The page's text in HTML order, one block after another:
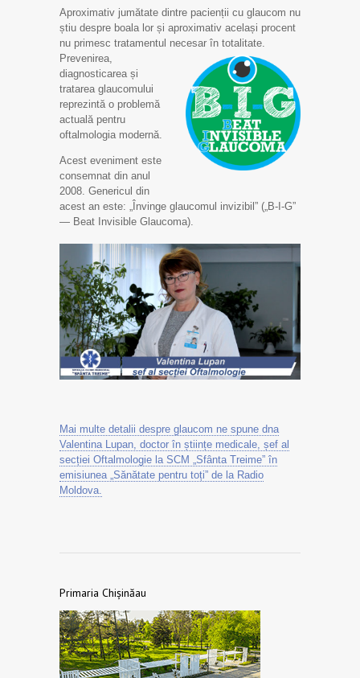
Aproximativ jumătate dintre pacienții cu glaucom nu
știu despre boala lor și aproximativ același procent
nu primesc tratamentul necesar în totalitate.
Prevenirea,
diagnosticarea și
tratarea glaucomului
reprezintă o problemă
actuală pentru
oftalmologia modernă.
Acest eveniment este
consemnat din anul
2008. Genericul din
acest an este: „Învinge glaucomul invizibil” („B-I-G”
— Beat Invisible Glaucoma).
Mai multe detalii despre glaucom ne spune dna
Valentina Lupan, doctor în științe medicale, șef al
secției Oftalmologie la SCM „Sfânta Treime” în
emisiunea „Sănătate pentru toți” de la Radio
Moldova.
Primaria Chișinăau